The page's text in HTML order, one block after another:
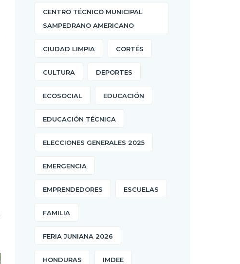
CENTRO TÉCNICO MUNICIPAL
SAMPEDRANO AMERICANO
CIUDAD LIMPIA CORTÉS
CULTURA DEPORTES
ECOSOCIAL EDUCACIÓN
EDUCACIÓN TÉCNICA
ELECCIONES GENERALES 2025
EMERGENCIA
EMPRENDEDORES ESCUELAS
FAMILIA
FERIA JUNIANA 2026
HONDURAS IMDEE